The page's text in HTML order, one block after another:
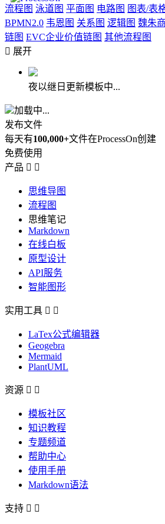
流程图 泳道图 平面图 电路图 图表/表
BPMN2.0 韦恩图 关系图 逻辑图 魏朱
链图 EVC企业价值链图 其他流程图
 展开
夜以继日更新模板中...
加载中...
发布文件
每天有100,000+文件在ProcessOn创建
免费使用
产品  
思维导图
流程图
思维笔记
Markdown
在线白板
原型设计
API服务
智能图形
实用工具  
LaTex公式编辑器
Geogebra
Mermaid
PlantUML
资源  
模板社区
知识教程
专题频道
帮助中心
使用手册
Markdown语法
支持  